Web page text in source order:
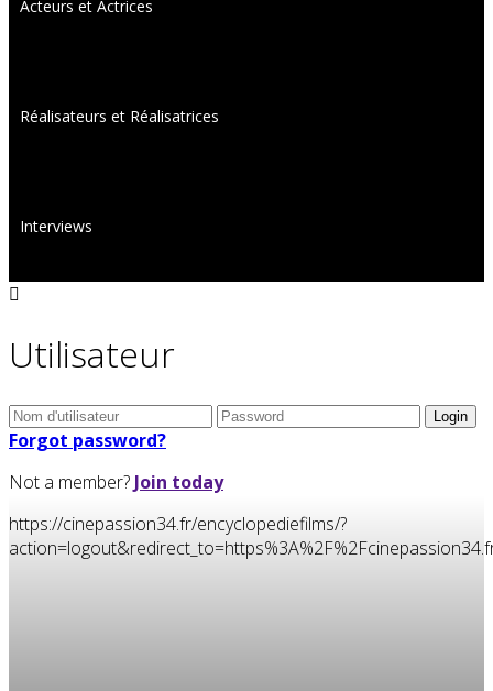
Acteurs et Actrices
Réalisateurs et Réalisatrices
Interviews
Utilisateur
Forgot password?
Not a member? Join today
https://cinepassion34.fr/encyclopediefilms/?